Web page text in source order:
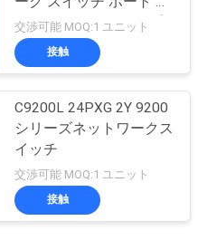
ータ モジュールアップ
リンク オプション
交渉可能 MOQ:1 ユニット
接触
C9200L 24PXG 2Y 9200
シリーズネットワークス
イッチ
交渉可能 MOQ:1 ユニット
接触